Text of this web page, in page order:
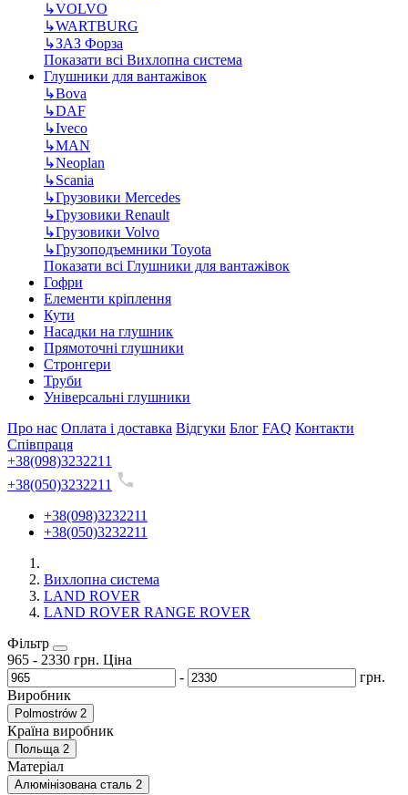
↳VOLVO
↳WARTBURG
↳ЗАЗ Форза
Показати всі Вихлопна система
Глушники для вантажівок
↳Bova
↳DAF
↳Iveco
↳MAN
↳Neoplan
↳Scania
↳Грузовики Mercedes
↳Грузовики Renault
↳Грузовики Volvo
↳Грузоподъемники Toyota
Показати всі Глушники для вантажівок
Гофри
Елементи кріплення
Кути
Насадки на глушник
Прямоточні глушники
Стронгери
Труби
Універсальні глушники
Про нас Оплата і доставка Відгуки Блог FAQ Контакти
Співпраця
+38(098)3232211
+38(050)3232211
+38(098)3232211
+38(050)3232211
Вихлопна система
LAND ROVER
LAND ROVER RANGE ROVER
Фільтр
965 - 2330 грн. Ціна
-
грн.
Виробник
Polmostrów 2
Країна виробник
Польща 2
Матеріал
Алюмінізована сталь 2